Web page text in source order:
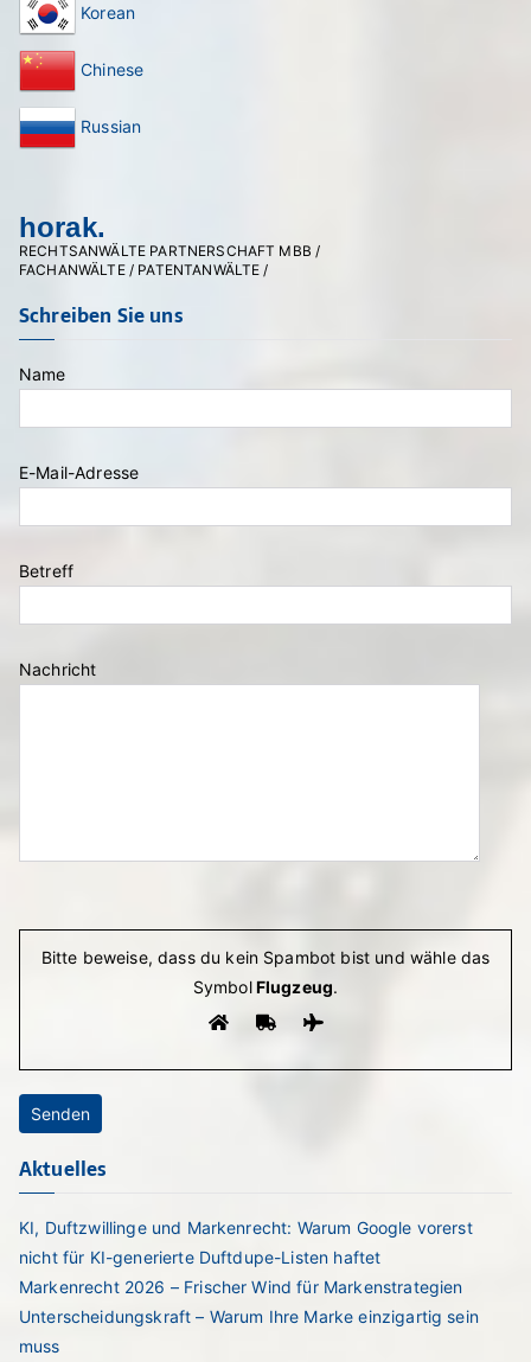
Korean
Chinese
Russian
horak.
RECHTSANWÄLTE PARTNERSCHAFT MBB /
FACHANWÄLTE / PATENTANWÄLTE /
Schreiben Sie uns
Name
Bitte lasse dieses Feld leer.
E-Mail-Adresse
Betreff
Nachricht
Bitte beweise, dass du kein Spambot bist und wähle das
SymbolFlugzeug.
Aktuelles
KI, Duftzwillinge und Markenrecht: Warum Google vorerst
nicht für KI-generierte Duftdupe-Listen haftet
Markenrecht 2026 – Frischer Wind für Markenstrategien
Unterscheidungskraft – Warum Ihre Marke einzigartig sein
muss